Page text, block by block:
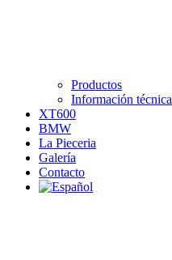
Productos
Información técnica
XT600
BMW
La Pieceria
Galería
Contacto